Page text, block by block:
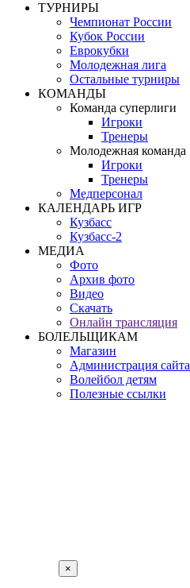
ТУРНИРЫ
Чемпионат России
Кубок России
Еврокубки
Молодежная лига
Остальные турниры
КОМАНДЫ
Команда суперлиги
Игроки
Тренеры
Молодежная команда
Игроки
Тренеры
Медперсонал
КАЛЕНДАРЬ ИГР
Кузбасс
Кузбасс-2
МЕДИА
Фото
Архив фото
Видео
Скачать
Онлайн трансляция
БОЛЕЛЬЩИКАМ
Магазин
Администрация сайта
Волейбол детям
Полезные ссылки
×